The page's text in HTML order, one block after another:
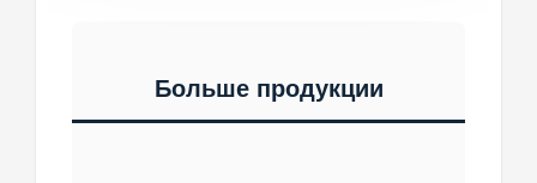
Больше продукции